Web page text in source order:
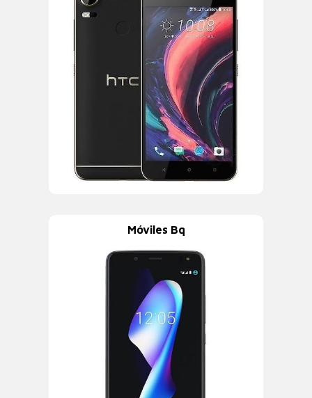
Móviles Bq